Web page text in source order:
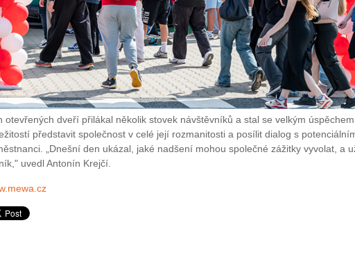
otevřených dveří přilákal několik stovek návštěvníků a stal se velkým
představit společnost v celé její rozmanitosti a posílit dialog s
„Dnešní den ukázal, jaké nadšení mohou společné zážitky vyvolat, a
uvedl Antonín Krejčí.